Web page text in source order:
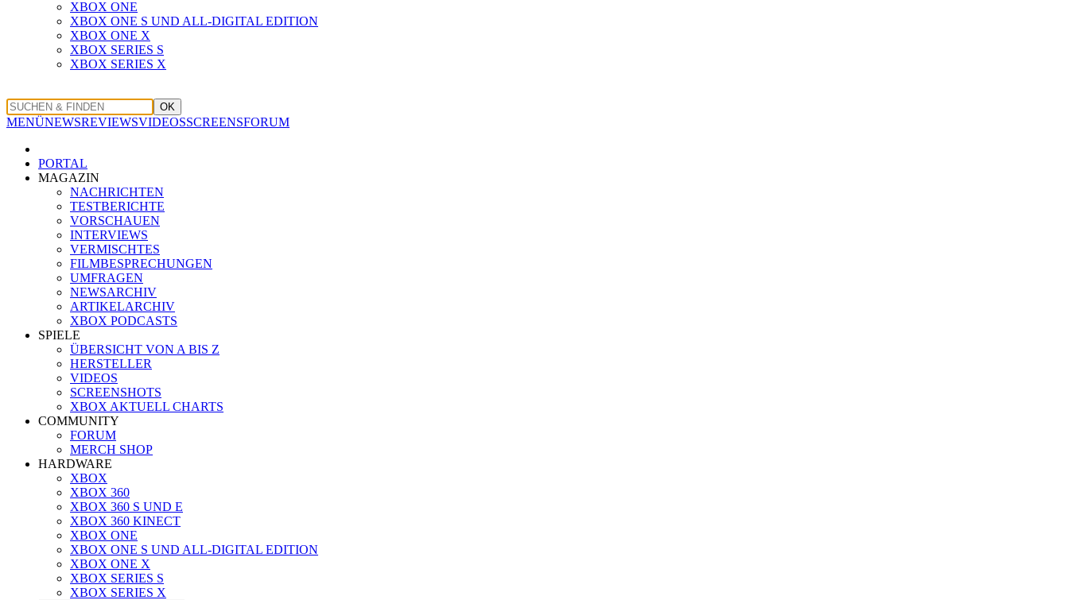
XBOX ONE
XBOX ONE S UND ALL-DIGITAL EDITION
XBOX ONE X
XBOX SERIES S
XBOX SERIES X
OK
MENÜNEWSREVIEWSVIDEOSSCREENSFORUM
PORTAL
MAGAZIN
NACHRICHTEN
TESTBERICHTE
VORSCHAUEN
INTERVIEWS
VERMISCHTES
FILMBESPRECHUNGEN
UMFRAGEN
NEWSARCHIV
ARTIKELARCHIV
XBOX PODCASTS
SPIELE
ÜBERSICHT VON A BIS Z
HERSTELLER
VIDEOS
SCREENSHOTS
XBOX AKTUELL CHARTS
COMMUNITY
FORUM
MERCH SHOP
HARDWARE
XBOX
XBOX 360
XBOX 360 S UND E
XBOX 360 KINECT
XBOX ONE
XBOX ONE S UND ALL-DIGITAL EDITION
XBOX ONE X
XBOX SERIES S
XBOX SERIES X